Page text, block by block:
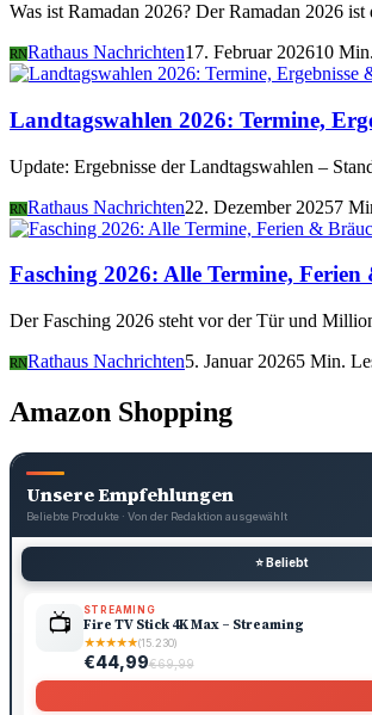
Was ist Ramadan 2026? Der Ramadan 2026
RNRathaus Nachrichten17. Februar 202610
Landtagswahlen 2026: Termine,
Update: Ergebnisse der Landtagswahlen –
RNRathaus Nachrichten22. Dezember 20257
Fasching 2026: Alle Termine,
Der Fasching 2026 steht vor der Tür und
RNRathaus Nachrichten5. Januar 20265 Min.
Amazon Shopping
Unsere Empfehlungen
Beliebte Produkte · Von der Redaktion ausgewählt
⭐ Beliebt
📺 STREAMING
Fire TV Stick 4K Max – Streaming
★★★★★(15.230)
€44,99€69,99